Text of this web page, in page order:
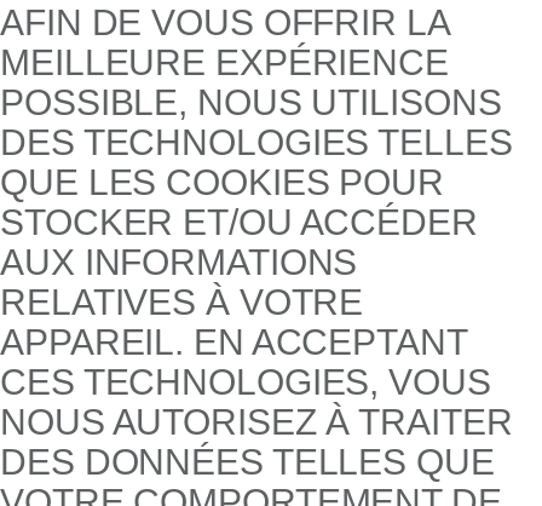
AFIN DE VOUS OFFRIR LA
MEILLEURE EXPÉRIENCE
POSSIBLE, NOUS UTILISONS
DES TECHNOLOGIES TELLES
QUE LES COOKIES POUR
STOCKER ET/OU ACCÉDER
AUX INFORMATIONS
RELATIVES À VOTRE
APPAREIL. EN ACCEPTANT
CES TECHNOLOGIES, VOUS
NOUS AUTORISEZ À TRAITER
DES DONNÉES TELLES QUE